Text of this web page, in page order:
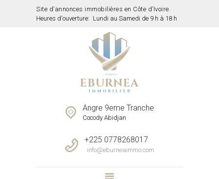
Site d’annonces immobilières en Côte d’Ivoire.
Heures d'ouverture: Lundi au Samedi de 9 h à 18 h
Angre 9eme Tranche
Cocody Abidjan
+225 0778268017
info@eburneaimmo.com
ACCUEIL
PROPRIETES
SERVICES
NOTRE EQUIPE
CONTACTS